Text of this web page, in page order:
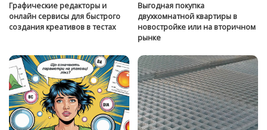
Графические редакторы и
онлайн сервисы для быстрого
создания креативов в тестах
Выгодная покупка
двухкомнатной квартиры в
новостройке или на вторичном
рынке